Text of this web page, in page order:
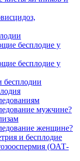
бесплодие у
бесплодие у
бесплодии
мужчине?
женщине?
и бесплодие
(ОАТ-